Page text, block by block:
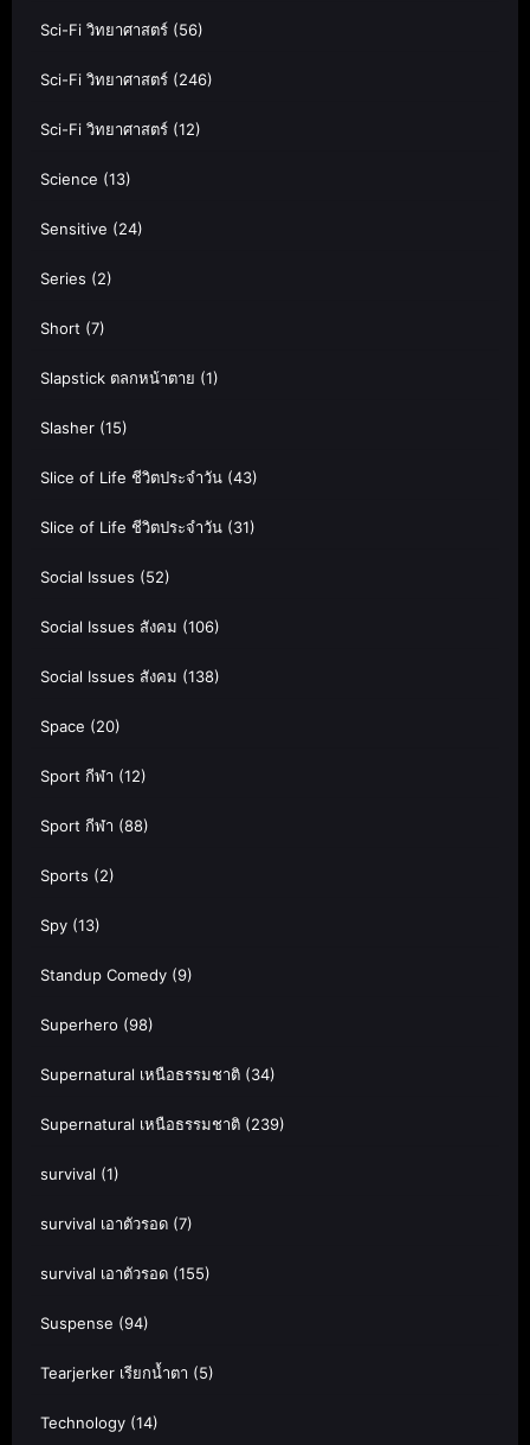
Sci-Fi วิทยาศาสตร์ (56)
Sci-Fi วิทยาศาสตร์ (246)
Sci-Fi วิทยาศาสตร์ (12)
Science (13)
Sensitive (24)
Series (2)
Short (7)
Slapstick ตลกหน้าตาย (1)
Slasher (15)
Slice of Life ชีวิตประจำวัน (43)
Slice of Life ชีวิตประจำวัน (31)
Social Issues (52)
Social Issues สังคม (106)
Social Issues สังคม (138)
Space (20)
Sport กีฬา (12)
Sport กีฬา (88)
Sports (2)
Spy (13)
Standup Comedy (9)
Superhero (98)
Supernatural เหนือธรรมชาติ (34)
Supernatural เหนือธรรมชาติ (239)
survival (1)
survival เอาตัวรอด (7)
survival เอาตัวรอด (155)
Suspense (94)
Tearjerker เรียกน้ำตา (5)
Technology (14)